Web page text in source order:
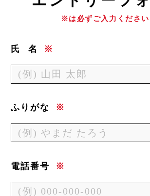
※は必ずご入力ください
氏名 ※
ふりがな ※
電話番号 ※